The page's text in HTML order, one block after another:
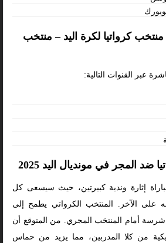
كرواتيا لكرة اليد – منتخب
عبر القنوات التالية:
ضد المجر في مونديال اليد 2025
إثارة وندية كبيرتين، حيث سيسعى كل
الآخر. المنتخب الكرواتي يطمح إلى
شرسة أمام المنتخب المجري. من المتوقع أن
من كلا المدربين، مما يزيد من حماس